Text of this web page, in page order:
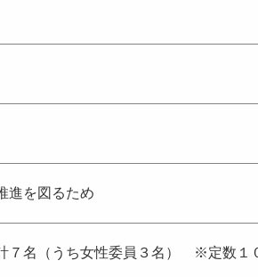
進を図るため
名（うち女性委員３名） ※定数１